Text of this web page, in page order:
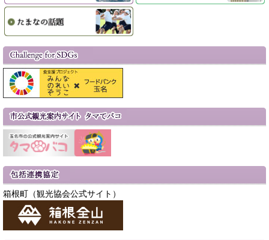
箱根町（観光協会公式サイト）